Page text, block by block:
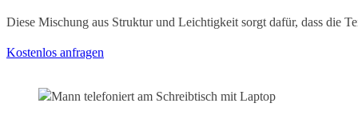
Diese Mischung aus Struktur und Leichtigkeit sorgt dafür, dass die
Kostenlos anfragen